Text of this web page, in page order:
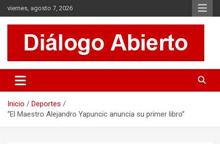
Saltar
al
contenido
viernes, agosto 7, 2026
Diálogo Abierto
Se tratan diversos temas de actualidad buscando hacer un
aporte a la sociedad, brindando información relevante de lo que
Inicio
Deportes
“El Maestro Alejandro Yapuncic anuncia su primer libro”